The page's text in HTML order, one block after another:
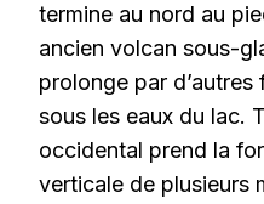
termine au nord au
ancien volcan sous-
prolonge par
sous les eaux du lac.
occidental prend la
verticale de plusieurs